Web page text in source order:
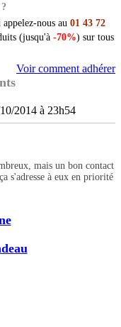
appelez-nous au 01 43 72
(jusqu'à -70%) sur tous
Voir comment adhérer
2014 à 23h54
mais un bon contact
s'adresse à eux en priorité